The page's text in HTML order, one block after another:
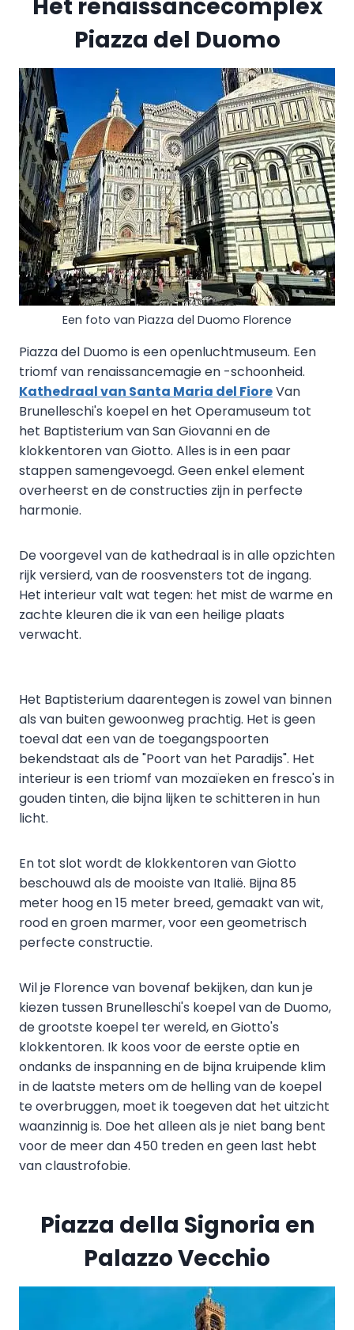
Het renaissancecomplex
Piazza del Duomo
Een foto van Piazza del Duomo Florence
Piazza del Duomo is een openluchtmuseum. Een
triomf van renaissancemagie en -schoonheid.
Kathedraal van Santa Maria del FioreVan
Brunelleschi's koepel en het Operamuseum tot
het Baptisterium van San Giovanni en de
klokkentoren van Giotto. Alles is in een paar
stappen samengevoegd. Geen enkel element
overheerst en de constructies zijn in perfecte
harmonie.
De voorgevel van de kathedraal is in alle opzichten
rijk versierd, van de roosvensters tot de ingang.
Het interieur valt wat tegen: het mist de warme en
zachte kleuren die ik van een heilige plaats
verwacht.
Het Baptisterium daarentegen is zowel van binnen
als van buiten gewoonweg prachtig. Het is geen
toeval dat een van de toegangspoorten
bekendstaat als de "Poort van het Paradijs". Het
interieur is een triomf van mozaïeken en fresco's in
gouden tinten, die bijna lijken te schitteren in hun
licht.
En tot slot wordt de klokkentoren van Giotto
beschouwd als de mooiste van Italië. Bijna 85
meter hoog en 15 meter breed, gemaakt van wit,
rood en groen marmer, voor een geometrisch
perfecte constructie.
Wil je Florence van bovenaf bekijken, dan kun je
kiezen tussen Brunelleschi's koepel van de Duomo,
de grootste koepel ter wereld, en Giotto's
klokkentoren. Ik koos voor de eerste optie en
ondanks de inspanning en de bijna kruipende klim
in de laatste meters om de helling van de koepel
te overbruggen, moet ik toegeven dat het uitzicht
waanzinnig is. Doe het alleen als je niet bang bent
voor de meer dan 450 treden en geen last hebt
van claustrofobie.
Piazza della Signoria en
Palazzo Vecchio